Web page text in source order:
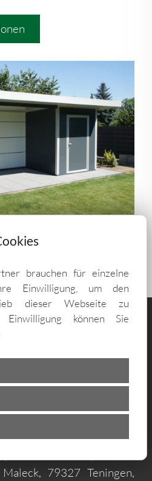
für
- zum
79327 Teningen,
brauchen für einzelne
Einwilligung, um den
dieser Webseite zu
Einwilligung können Sie